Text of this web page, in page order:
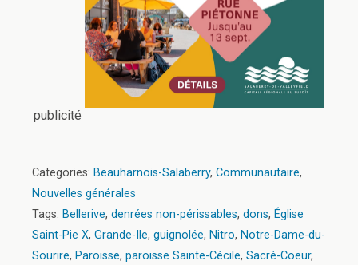
publicité
Categories: Beauharnois-Salaberry, Communautaire,
Nouvelles générales
Tags: Bellerive, denrées non-périssables, dons, Église
Saint-Pie X, Grande-Ile, guignolée, Nitro, Notre-Dame-du-
Sourire, Paroisse, paroisse Sainte-Cécile, Sacré-Coeur,